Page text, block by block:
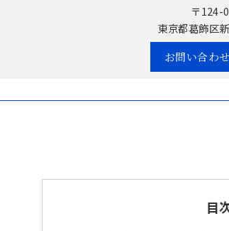
〒124-
東京都葛飾区
お問い合わ
目